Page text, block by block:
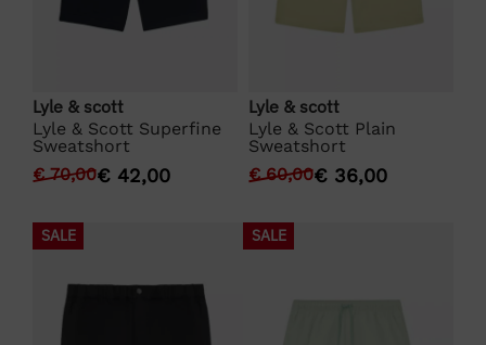
Lyle & scott
Lyle & Scott Superfine
Sweatshort
€70,00€ 42,00
Lyle & scott
Lyle & Scott Plain
Sweatshort
€60,00€ 36,00
SALE SALE